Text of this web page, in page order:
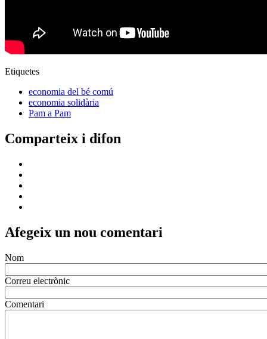
Etiquetes
economia del bé comú
economia solidària
Pam a Pam
Comparteix i difon
Afegeix un nou comentari
Nom
Correu electrònic
Comentari